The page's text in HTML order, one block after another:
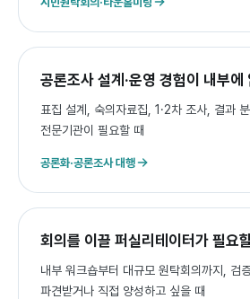
공론조사 설계·운영 경험이 내부에
표집 설계, 숙의자료집, 1·2차 조사, 결과
전문기관이 필요할 때
공론화·공론조사 대행
회의를 이끌 퍼실리테이터가 필요
내부 워크숍부터 대규모 원탁회의까지, 검
파견받거나 직접 양성하고 싶을 때